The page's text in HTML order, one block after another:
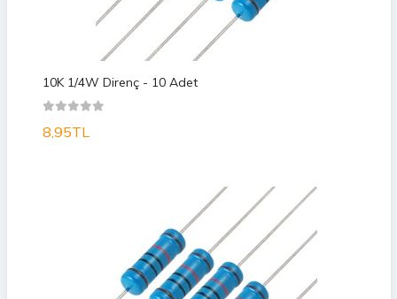
10K 1/4W Direnç - 10 Adet
8,95TL